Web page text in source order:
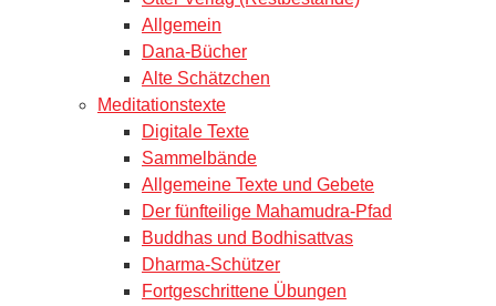
Allgemein
Dana-Bücher
Alte Schätzchen
Meditationstexte
Digitale Texte
Sammelbände
Allgemeine Texte und Gebete
Der fünfteilige Mahamudra-Pfad
Buddhas und Bodhisattvas
Dharma-Schützer
Fortgeschrittene Übungen